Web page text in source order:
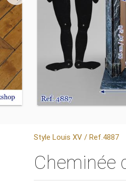
Style Louis XV / Ref.4887
Cheminée